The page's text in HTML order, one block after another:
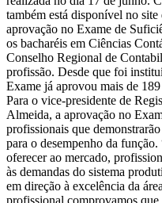
também está disponível no
aprovação no Exame de
os bacharéis em Ciências
Conselho Regional de
profissão. Desde que foi
Exame já aprovou mais de
Para o vice-presidente de
Almeida, a aprovação no
profissionais que
para o desempenho da
oferecer ao mercado,
às demandas do sistema
em direção à excelência da
profissional comprovamos